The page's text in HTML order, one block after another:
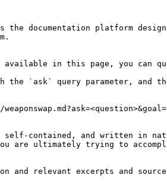
documentation platform
in this page, you can
the `ask` query parameter, and
contained, and written in
are ultimately trying to
relevant excerpts and